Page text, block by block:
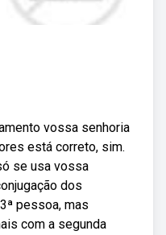
vossa senhoria
está correto, sim.
se usa vossa
dos
pessoa, mas
com a segunda